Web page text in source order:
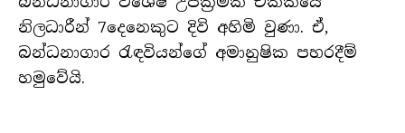
නිලධාරීන් 7දෙනෙකුට දිවි අහිමි වුණා. ඒ,
බන්ධනාගාර රැඳවියන්ගේ අමානුෂික පහරදීම්
හමුවේයි.